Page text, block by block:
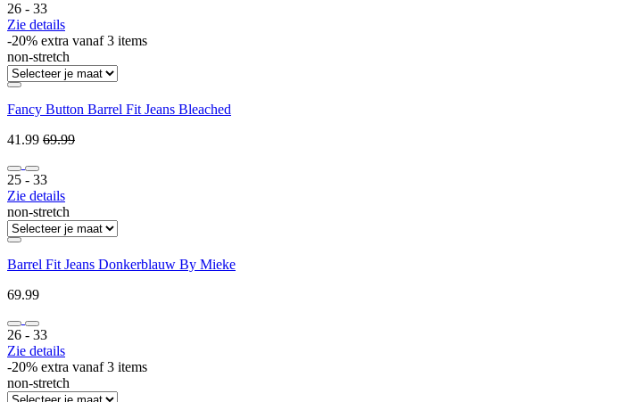
26 ‐ 33
Zie details
-20% extra vanaf 3 items
non-stretch
Fancy Button Barrel Fit Jeans Bleached
41.99 69.99
25 ‐ 33
Zie details
non-stretch
Barrel Fit Jeans Donkerblauw By Mieke
69.99
26 ‐ 33
Zie details
-20% extra vanaf 3 items
non-stretch